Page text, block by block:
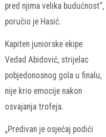
pred njima velika budućnost“,
poručio je Hasić.
Kapiten juniorske ekipe
Vedad Abidović, strijelac
pobjedonosnog gola u finalu,
nije krio emocije nakon
osvajanja trofeja.
„Predivan je osjećaj podići